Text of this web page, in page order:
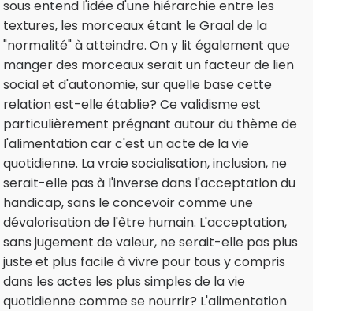
sous entend l'idée d'une hiérarchie entre les
textures, les morceaux étant le Graal de la
"normalité" à atteindre. On y lit également que
manger des morceaux serait un facteur de lien
social et d'autonomie, sur quelle base cette
relation est-elle établie? Ce validisme est
particulièrement prégnant autour du thème de
l'alimentation car c'est un acte de la vie
quotidienne. La vraie socialisation, inclusion, ne
serait-elle pas à l'inverse dans l'acceptation du
handicap, sans le concevoir comme une
dévalorisation de l'être humain. L'acceptation,
sans jugement de valeur, ne serait-elle pas plus
juste et plus facile à vivre pour tous y compris
dans les actes les plus simples de la vie
quotidienne comme se nourrir? L'alimentation